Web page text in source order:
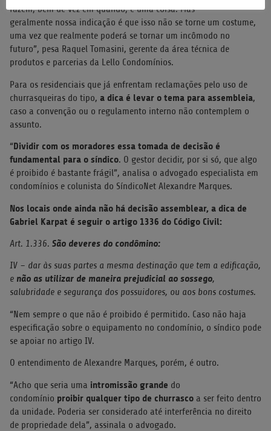
fazem, bem de vez em quando, é uma coisa. Mas
geralmente nossa indicação é que isso não se torne um costume,
uma vez que realmente poderá se tornar um incômodo no
futuro”, pesa Raquel Tomasini, gerente da área técnica de
produtos e parcerias da Lello Condomínios.
Para os residenciais que já enfrentam reclamações pelo uso de
churrasqueiras do tipo, a dica é levar o tema para assembleia,
caso a convenção ou o regulamento interno não contemplem o
assunto.
“Dividir com os moradores essa tomada de decisão é
fundamental para o síndico. O gestor decidir, por si só, que algo
é proibido é bastante frágil”, analisa o advogado especialista em
condomínios e colunista do SíndicoNet Alexandre Marques.
Nos locais onde ainda não há decisão assemblear, a dica de
Gabriel Karpat é seguir o artigo 1336 do Código Civil:
Art. 1.336. São deveres do condômino:
IV – dar às suas partes a mesma destinação que tem a edificação,
e não as utilizar de maneira prejudicial ao sossego,
salubridade e segurança dos possuidores, ou aos bons costumes.
“Nem sempre o que não é proibido é permitido. Caso não haja
especificação sobre o equipamento no condomínio, o síndico pode
se apoiar no artigo IV.
O entendimento de Alexandre Marques, porém, é outro.
“Acho que seria uma intromissão grande do
condomínio proibir qualquer tipo de churrasco a ser feito dentro
da unidade. Poderia ser considerado até interferência no direito
de propriedade dela”, assinala o advogado.